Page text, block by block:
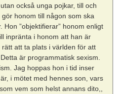
också unga pojkar, till och
honom till någon som ska
Hon ”objektifierar” honom enligt
inpränta i honom att han är
att ta plats i världen för att
är programmatisk sexism.
Jag hoppas hon i tid inser
i mötet med hennes son, vars
vem som helst annans dito,,